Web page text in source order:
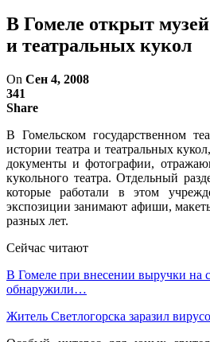
В Гомеле открыт
и театральных кукол
On Сен 4, 2008
341
Share
В Гомельском государственном
истории театра и театральных
документы и фотографии,
кукольного театра. Отдельный
которые работали в этом
экспозиции занимают афиши,
разных лет.
Сейчас читают
В Гомеле при внесении выручки на
обнаружили…
Житель Светлогорска заразил